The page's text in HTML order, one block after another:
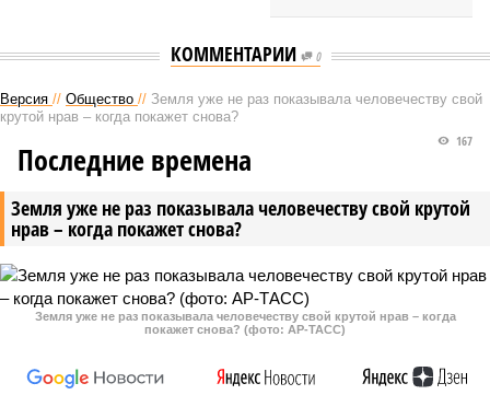
КОММЕНТАРИИ 0
Версия // Общество // Земля уже не раз показывала человечеству свой
крутой нрав – когда покажет снова?
Земля уже не раз показывала человечеству свой крутой
нрав – когда покажет снова?
167
Последние времена
Земля уже не раз показывала человечеству свой крутой нрав – когда
покажет снова? (фото: АР-ТАСС)